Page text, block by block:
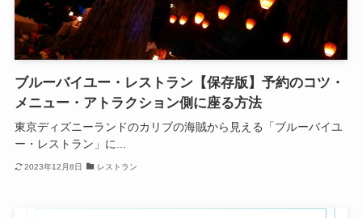
ブルーバイユー・レストラン【保存版】予約のコツ・
メニュー・アトラクション側に座る方法
東京ディズニーランドのカリブの海賊から見える「ブルーバイユ
ー・レストラン」に...
2023年12月8日 レストラン